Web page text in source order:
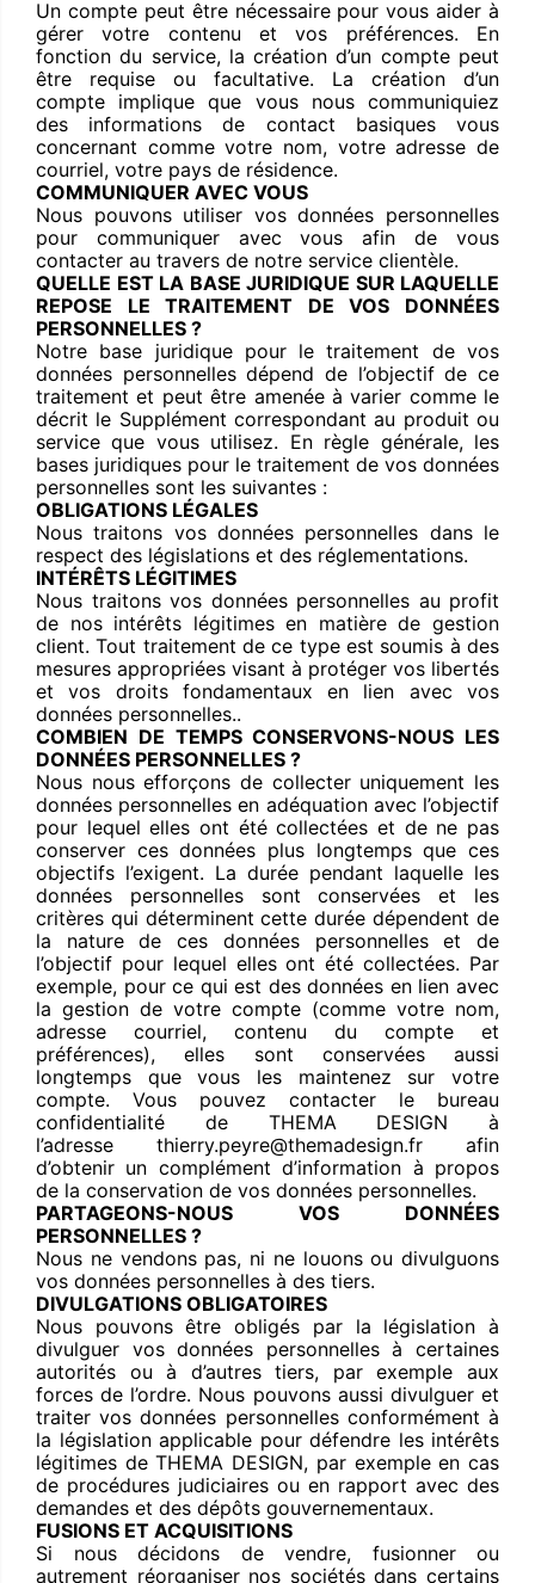
Un compte peut être nécessaire pour vous aider à
gérer votre contenu et vos préférences. En
fonction du service, la création d’un compte peut
être requise ou facultative. La création d’un
compte implique que vous nous communiquiez
des informations de contact basiques vous
concernant comme votre nom, votre adresse de
courriel, votre pays de résidence.
COMMUNIQUER AVEC VOUS
Nous pouvons utiliser vos données personnelles
pour communiquer avec vous afin de vous
contacter au travers de notre service clientèle.
QUELLE EST LA BASE JURIDIQUE SUR LAQUELLE
REPOSE LE TRAITEMENT DE VOS DONNÉES
PERSONNELLES ?
Notre base juridique pour le traitement de vos
données personnelles dépend de l’objectif de ce
traitement et peut être amenée à varier comme le
décrit le Supplément correspondant au produit ou
service que vous utilisez. En règle générale, les
bases juridiques pour le traitement de vos données
personnelles sont les suivantes :
OBLIGATIONS LÉGALES
Nous traitons vos données personnelles dans le
respect des législations et des réglementations.
INTÉRÊTS LÉGITIMES
Nous traitons vos données personnelles au profit
de nos intérêts légitimes en matière de gestion
client. Tout traitement de ce type est soumis à des
mesures appropriées visant à protéger vos libertés
et vos droits fondamentaux en lien avec vos
données personnelles..
COMBIEN DE TEMPS CONSERVONS-NOUS LES
DONNÉES PERSONNELLES ?
Nous nous efforçons de collecter uniquement les
données personnelles en adéquation avec l’objectif
pour lequel elles ont été collectées et de ne pas
conserver ces données plus longtemps que ces
objectifs l’exigent. La durée pendant laquelle les
données personnelles sont conservées et les
critères qui déterminent cette durée dépendent de
la nature de ces données personnelles et de
l’objectif pour lequel elles ont été collectées. Par
exemple, pour ce qui est des données en lien avec
la gestion de votre compte (comme votre nom,
adresse courriel, contenu du compte et
préférences), elles sont conservées aussi
longtemps que vous les maintenez sur votre
compte. Vous pouvez contacter le bureau
confidentialité de THEMA DESIGN à
l’adresse thierry.peyre@themadesign.fr afin
d’obtenir un complément d’information à propos
de la conservation de vos données personnelles.
PARTAGEONS-NOUS VOS DONNÉES
PERSONNELLES ?
Nous ne vendons pas, ni ne louons ou divulguons
vos données personnelles à des tiers.
DIVULGATIONS OBLIGATOIRES
Nous pouvons être obligés par la législation à
divulguer vos données personnelles à certaines
autorités ou à d’autres tiers, par exemple aux
forces de l’ordre. Nous pouvons aussi divulguer et
traiter vos données personnelles conformément à
la législation applicable pour défendre les intérêts
légitimes de THEMA DESIGN, par exemple en cas
de procédures judiciaires ou en rapport avec des
demandes et des dépôts gouvernementaux.
FUSIONS ET ACQUISITIONS
Si nous décidons de vendre, fusionner ou
autrement réorganiser nos sociétés dans certains